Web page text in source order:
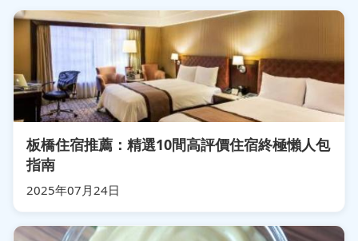
板橋住宿推薦：精選10間高評價住宿終極懶人包
指南
2025年07月24日